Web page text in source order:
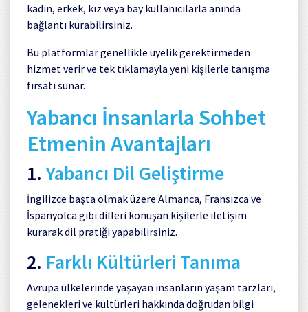
kadın, erkek, kız veya bay kullanıcılarla anında
bağlantı kurabilirsiniz.
Bu platformlar genellikle üyelik gerektirmeden
hizmet verir ve tek tıklamayla yeni kişilerle tanışma
fırsatı sunar.
Yabancı İnsanlarla Sohbet
Etmenin Avantajları
1.Yabancı Dil Geliştirme
İngilizce başta olmak üzere Almanca, Fransızca ve
İspanyolca gibi dilleri konuşan kişilerle iletişim
kurarak dil pratiği yapabilirsiniz.
2. Farklı Kültürleri Tanıma
Avrupa ülkelerinde yaşayan insanların yaşam tarzları,
gelenekleri ve kültürleri hakkında doğrudan bilgi